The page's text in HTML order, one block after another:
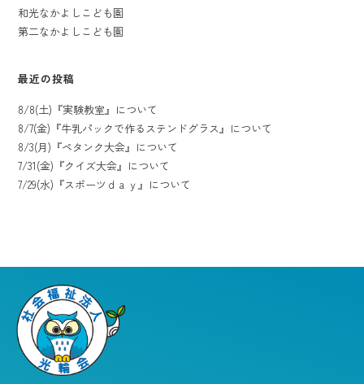
和光なかよしこども園
第二なかよしこども園
最近の投稿
8/8(土)『実験教室』について
8/7(金)『牛乳パックで作るステンドグラス』について
8/3(月)『ペタンク大会』について
7/31(金)『クイズ大会』について
7/29(水)『スポーツｄａｙ』について